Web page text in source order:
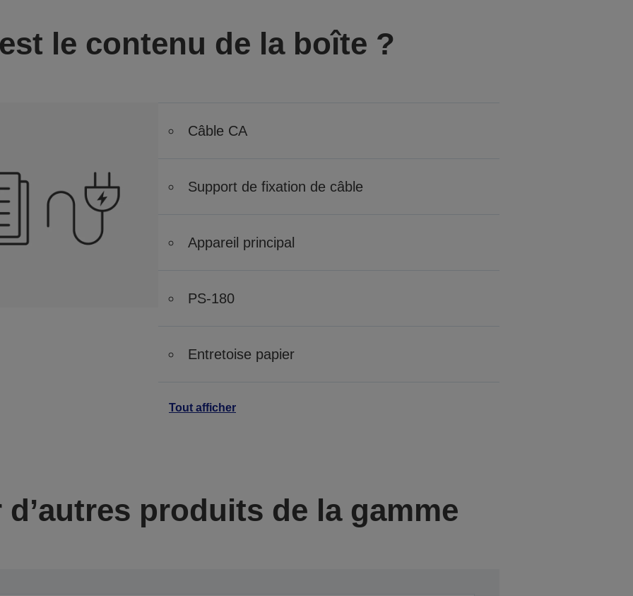
le contenu de la boîte ?
Câble CA
Support de fixation de câble
Appareil principal
PS-180
Entretoise papier
Tout afficher
produits de la gamme